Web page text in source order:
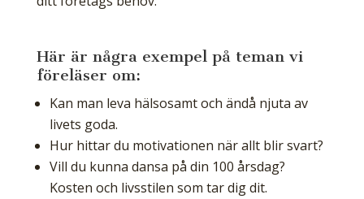
Här är några exempel på teman vi
föreläser om:
Kan man leva hälsosamt och ändå njuta av
livets goda.
Hur hittar du motivationen när allt blir svart?
Vill du kunna dansa på din 100 årsdag?
Kosten och livsstilen som tar dig dit.